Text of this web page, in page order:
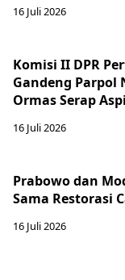
16 Juli 2026
Komisi II DPR
Gandeng Parpol
Ormas Serap
16 Juli 2026
Prabowo dan
Sama Restorasi
16 Juli 2026